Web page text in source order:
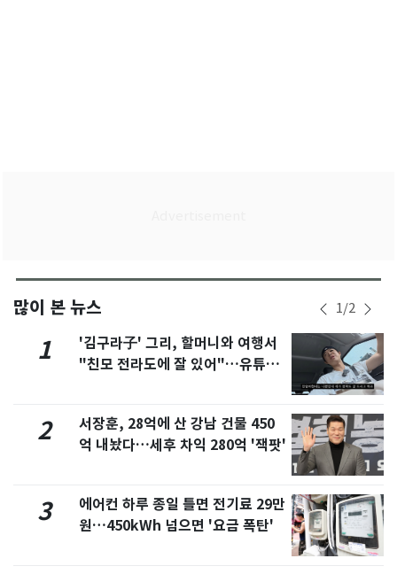
많이 본 뉴스 1/2
1
'김구라子' 그리, 할머니와 여행서
"친모 전라도에 잘 있어"…유튜브
2
서장훈, 28억에 산 강남 건물 450
억 내놨다…세후 차익 280억 '잭팟'
3
에어컨 하루 종일 틀면 전기료 29만
원…450kWh 넘으면 '요금 폭탄'